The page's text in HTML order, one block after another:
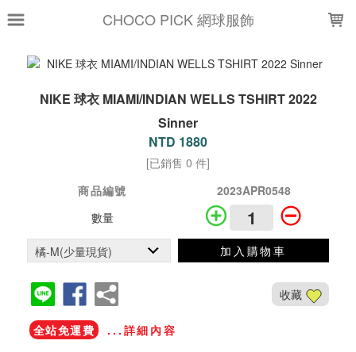
CHOCO PICK 網球服飾
NIKE 球衣 MIAMI/INDIAN WELLS TSHIRT 2022
Sinner
NTD 1880
[已銷售 0 件]
商品編號
2023APR0548
數量
加入購物車
收藏
全站免運費 ...詳細內容